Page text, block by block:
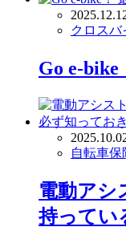
クロスバ
Go e-
自転車保
電動アシ
持ってい